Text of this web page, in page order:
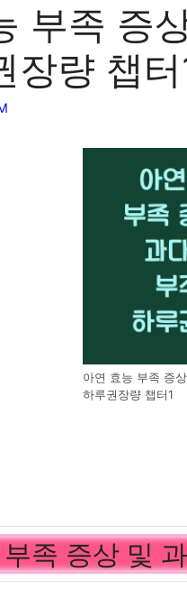
부족 증
장량 챕터
아연 효능 부족 증
하루권장량 챕터1
족 증상 및